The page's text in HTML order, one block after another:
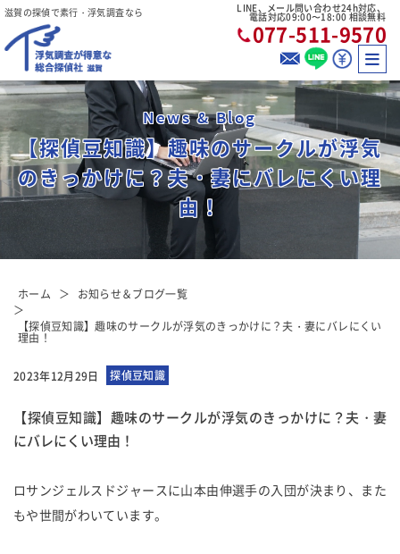
滋賀の探偵で素行・浮気調査なら LINE、メール問い合わせ24h対応、
電話対応09:00〜18:00 相談無料
077-511-9570
News & Blog
【探偵豆知識】趣味のサークルが浮気
のきっかけに？夫・妻にバレにくい理
由！
ホーム お知らせ＆ブログ一覧
【探偵豆知識】趣味のサークルが浮気のきっかけに？夫・妻にバレにくい
理由！
2023年12月29日 探偵豆知識
【探偵豆知識】趣味のサークルが浮気のきっかけに？夫・妻
にバレにくい理由！
ロサンジェルスドジャースに山本由伸選手の入団が決まり、また
もや世間がわいています。